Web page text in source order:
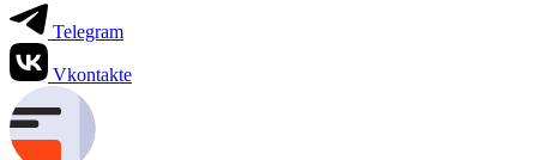
Telegram
Vkontakte